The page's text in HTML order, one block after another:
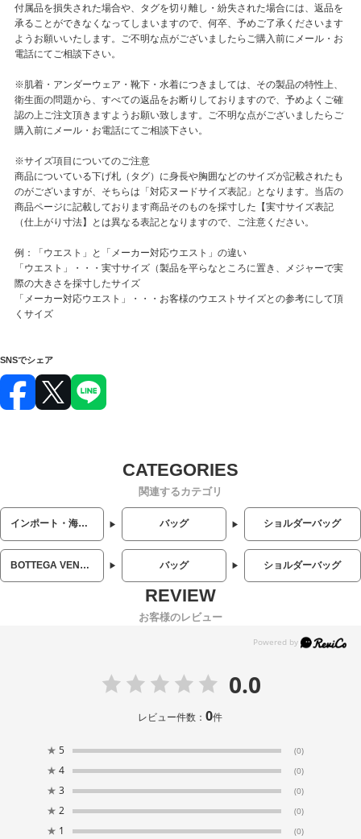
付属品を損失された場合や、タグを切り離し・紛失された場合には、返品を
承ることができなくなってしまいますので、何卒、予めご了承くださいます
ようお願いいたします。ご不明な点がございましたらご購入前にメール・お
電話にてご相談下さい。
※肌着・アンダーウェア・靴下・水着につきましては、その製品の特性上、
衛生面の問題から、すべての返品をお断りしておりますので、予めよくご確
認の上ご注文頂きますようお願い致します。ご不明な点がございましたらご
購入前にメール・お電話にてご相談下さい。
※サイズ項目についてのご注意
商品についている下げ札（タグ）に身長や胸囲などのサイズが記載されたも
のがございますが、そちらは「対応ヌードサイズ表記」となります。当店の
商品ページに記載しております商品そのものを採寸した【実寸サイズ表記
（仕上がり寸法】とは異なる表記となりますので、ご注意ください。
例：「ウエスト」と「メーカー対応ウエスト」の違い
「ウエスト」・・・実寸サイズ（製品を平らなところに置き、メジャーで実
際の大きさを採寸したサイズ
「メーカー対応ウエスト」・・・お客様のウエストサイズとの参考にして頂
くサイズ
SNSでシェア
関連するカテゴリ
インポート・海外人気ブランド バッグ ショルダーバッグ
BOTTEGA VENETA (ボッテガ・ヴェネタ) バッグ ショルダーバッグ
お客様のレビュー
0.0
レビュー件数：0件
★ 5 (0)
★ 4 (0)
★ 3 (0)
★ 2 (0)
★ 1 (0)